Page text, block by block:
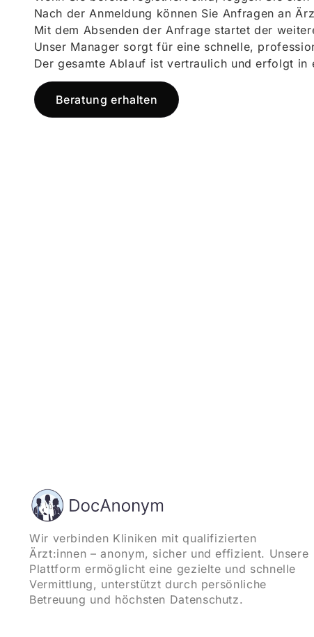
Nach der Anmeldung können Sie Anfragen an
Mit dem Absenden der Anfrage startet der
Unser Manager sorgt für eine schnelle,
Der gesamte Ablauf ist vertraulich und erfolgt in
Beratung erhalten
Wir verbinden Kliniken mit qualifizierten
Ärzt:innen – anonym, sicher und effizient. Unsere
Plattform ermöglicht eine gezielte und schnelle
Vermittlung, unterstützt durch persönliche
Betreuung und höchsten Datenschutz.